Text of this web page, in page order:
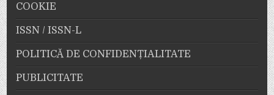
COOKIE
ISSN / ISSN-L
POLITICĂ DE CONFIDENȚIALITATE
PUBLICITATE